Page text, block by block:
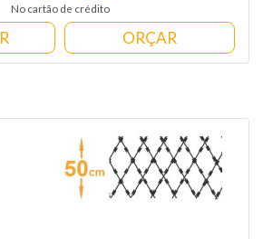
No cartão de crédito
ORÇAR